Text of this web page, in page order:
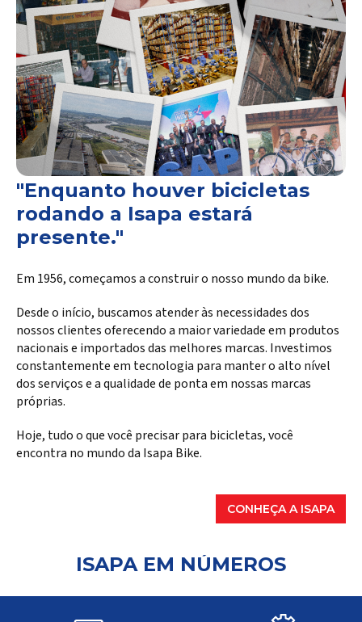
"Enquanto houver bicicletas
rodando a Isapa estará
presente."
Em 1956, começamos a construir o nosso mundo da bike.
Desde o início, buscamos atender às necessidades dos
nossos clientes oferecendo a maior variedade em produtos
nacionais e importados das melhores marcas. Investimos
constantemente em tecnologia para manter o alto nível
dos serviços e a qualidade de ponta em nossas marcas
próprias.
Hoje, tudo o que você precisar para bicicletas, você
encontra no mundo da Isapa Bike.
CONHEÇA A ISAPA
ISAPA EM NÚMEROS